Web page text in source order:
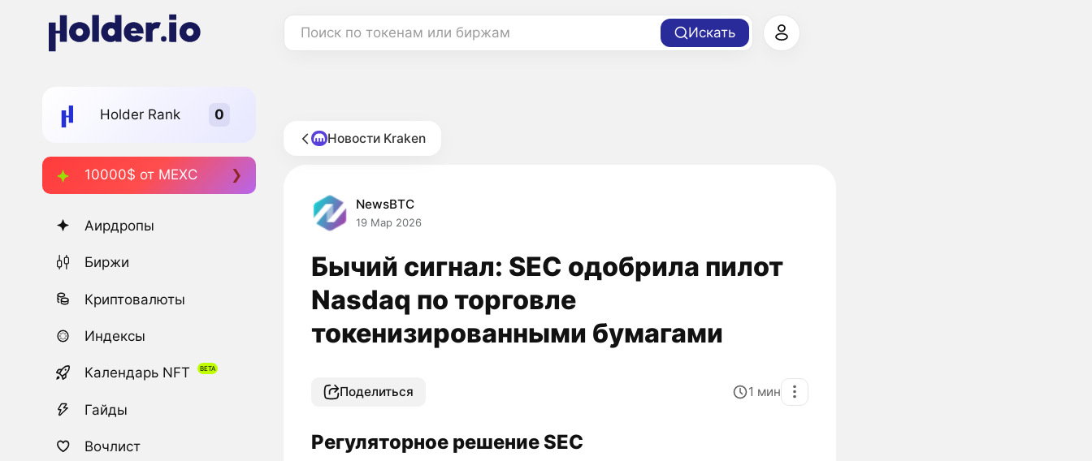
Поиск по токенам или биржам Искать
Holder Rank
10000$ от MEXC
Аирдропы
Биржи
Криптовалюты
Индексы
Календарь NFT
Гайды
Вочлист
Новости Kraken
NewsBTC
19 Мар 2026
Бычий сигнал: SEC одобрила пилот
Nasdaq по торговле
токенизированными бумагами
Поделиться 1 мин
Регуляторное решение SEC